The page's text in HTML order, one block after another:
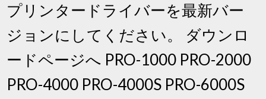
プリンタードライバーを最新バー
ジョンにしてください。 ダウンロ
ードページへ PRO-1000 PRO-2000
PRO-4000 PRO-4000S PRO-6000S